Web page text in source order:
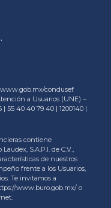
www.gob.mx/condusef
a Usuarios (UNE) –
55 40 40 79 40 | 1200140 |
contiene
S.A.P.I. de C.V.,
de nuestros
frente a los Usuarios,
Te invitamos a
www.buro.gob.mx/ o